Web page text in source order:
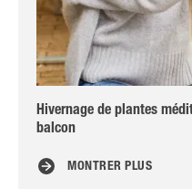
Hivernage de plantes
balcon
MONTRER PLUS